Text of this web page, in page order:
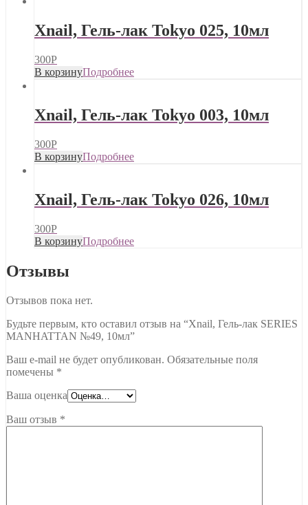
Xnail, Гель-лак Tokyo 025, 10мл
300Р
В корзинуПодробнее
Xnail, Гель-лак Tokyo 003, 10мл
300Р
В корзинуПодробнее
Xnail, Гель-лак Tokyo 026, 10мл
300Р
В корзинуПодробнее
Отзывы
Отзывов пока нет.
Будьте первым, кто оставил отзыв на “Xnail, Гель-лак SERIES
MANHATTAN №49, 10мл”
Ваш e-mail не будет опубликован. Обязательные поля
помечены *
Ваша оценка
Ваш отзыв *